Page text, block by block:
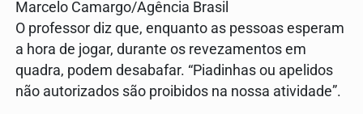
Marcelo Camargo/Agência Brasil
O professor diz que, enquanto as pessoas esperam
a hora de jogar, durante os revezamentos em
quadra, podem desabafar. “Piadinhas ou apelidos
não autorizados são proibidos na nossa atividade”.